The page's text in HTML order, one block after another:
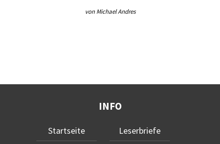
von Michael Andres
INFO
Startseite
Leserbriefe